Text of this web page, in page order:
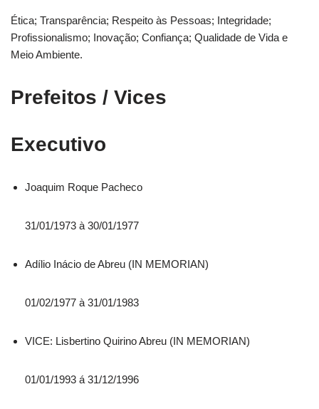
Ética; Transparência; Respeito às Pessoas; Integridade;
Profissionalismo; Inovação; Confiança; Qualidade de Vida e
Meio Ambiente.
Prefeitos / Vices
Executivo
Joaquim Roque Pacheco
31/01/1973 à 30/01/1977
Adílio Inácio de Abreu (IN MEMORIAN)
01/02/1977 à 31/01/1983
VICE: Lisbertino Quirino Abreu (IN MEMORIAN)
01/01/1993 á 31/12/1996